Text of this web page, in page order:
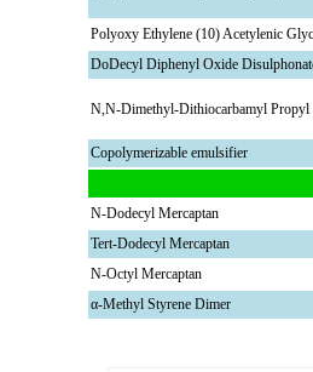
Polyoxy Ethylene (10) Acetylenic
DoDecyl Diphenyl Oxide
N,N-Dimethyl-Dithiocarbamyl Propyl
Copolymerizable emulsifier
N-Dodecyl Mercaptan
Tert-Dodecyl Mercaptan
N-Octyl Mercaptan
α-Methyl Styrene Dimer